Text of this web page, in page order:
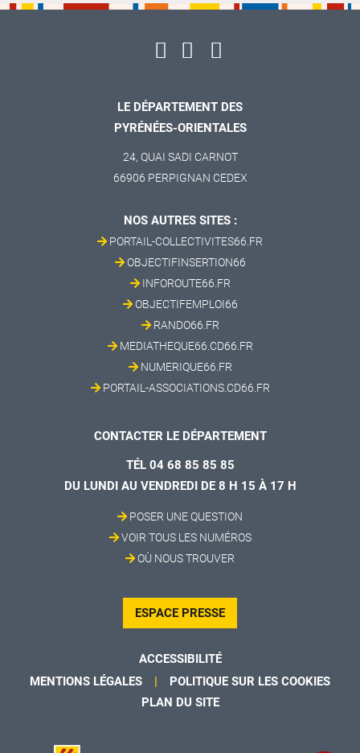
LE DÉPARTEMENT DES
PYRÉNÉES-ORIENTALES
24, QUAI SADI CARNOT
66906 PERPIGNAN CEDEX
NOS AUTRES SITES :
PORTAIL-COLLECTIVITES66.FR
OBJECTIFINSERTION66
INFOROUTE66.FR
OBJECTIFEMPLOI66
RANDO66.FR
MEDIATHEQUE66.CD66.FR
NUMERIQUE66.FR
PORTAIL-ASSOCIATIONS.CD66.FR
CONTACTER LE DÉPARTEMENT
TÉL 04 68 85 85 85
DU LUNDI AU VENDREDI DE 8 H 15 À 17 H
POSER UNE QUESTION
VOIR TOUS LES NUMÉROS
OÙ NOUS TROUVER
ESPACE PRESSE
ACCESSIBILITÉ
MENTIONS LÉGALES
POLITIQUE SUR LES COOKIES
PLAN DU SITE